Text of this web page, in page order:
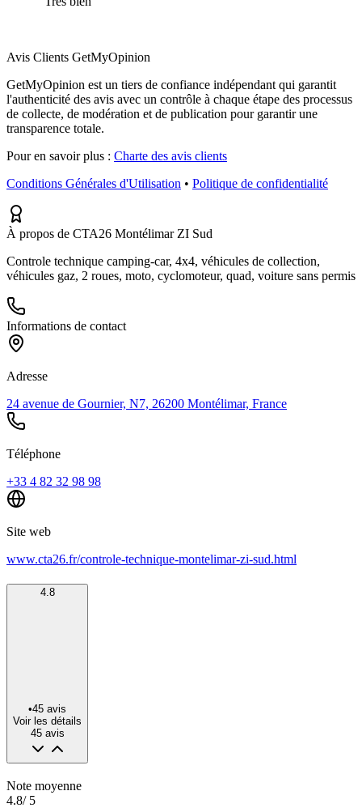
Avis Clients GetMyOpinion
GetMyOpinion est un tiers de confiance indépendant qui garantit
l'authenticité des avis avec un contrôle à chaque étape des processus
de collecte, de modération et de publication pour garantir une
transparence totale.
Pour en savoir plus : Charte des avis clients
Conditions Générales d'Utilisation • Politique de confidentialité
À propos de CTA26 Montélimar ZI Sud
Controle technique camping-car, 4x4, véhicules de collection,
véhicules gaz, 2 roues, moto, cyclomoteur, quad, voiture sans permis
Informations de contact
Adresse
24 avenue de Gournier, N7, 26200 Montélimar, France
Téléphone
+33 4 82 32 98 98
Site web
www.cta26.fr/controle-technique-montelimar-zi-sud.html
4.8
•45 avis
Voir les détails
45 avis
Note moyenne
4.8/ 5